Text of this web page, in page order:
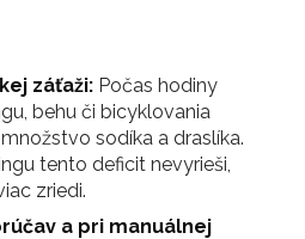
záťaži: Počas hodiny
behu či bicyklovania
sodíka a draslíka.
tento deficit nevyrieši,
zriedi.
a pri manuálnej